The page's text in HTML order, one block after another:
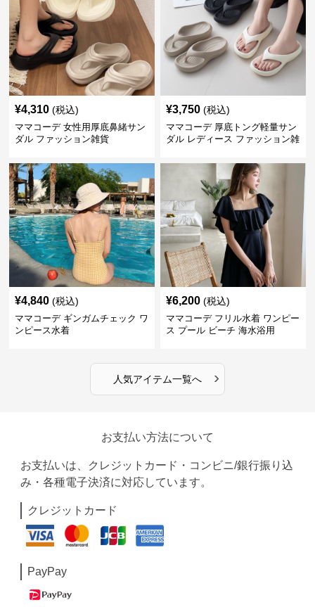
¥4,310 (税込)
ママコーデ 女性用厚底鼻緒サン
ダル ファッション雑貨
¥3,750 (税込)
ママコーデ 厚底トング軽量サン
ダル レディース ファッション雑
¥4,840 (税込)
ママコーデ ギンガムチェック ワ
ンピース水着
¥6,200 (税込)
ママコーデ フリル水着 ワンピー
ス プール ビーチ 海水浴用
人気アイテム一覧へ ›
お支払い方法について
お支払いは、クレジットカード・コンビニ/銀行振り込
み・各種電子決済に対応しています。
クレジットカード
PayPay